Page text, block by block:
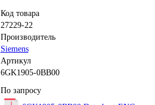
Код товара
27229-22
Производитель
Siemens
Артикул
6GK1905-0BB00
По запросу